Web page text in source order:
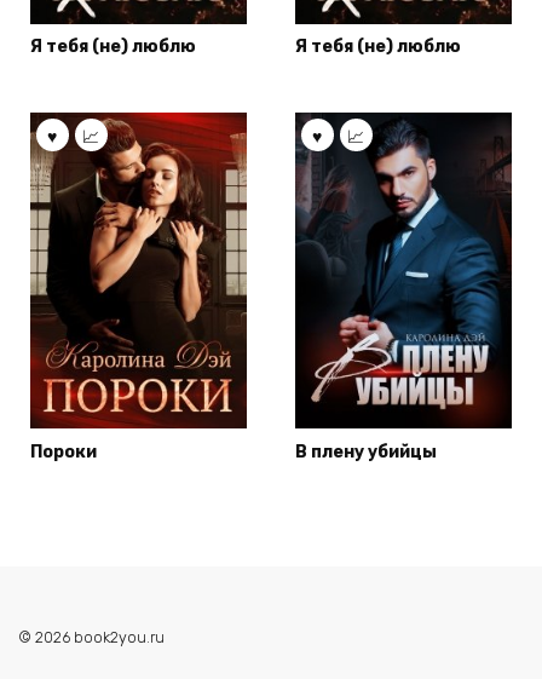
Я тебя (не) люблю Я тебя (не) люблю
Пороки В плену убийцы
© 2026 book2you.ru